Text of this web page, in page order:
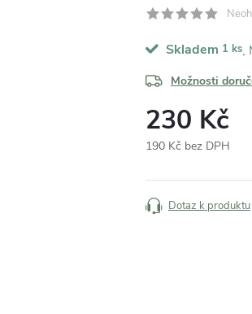
Skladem 1 ks
Možnosti
230 Kč
190 Kč bez DPH
cena:
Dotaz k produktu